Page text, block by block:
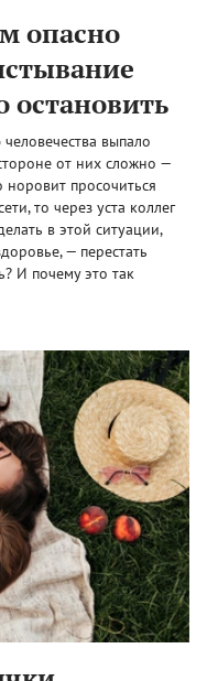
опасно
остановить
выпало
от них сложно —
просочиться
то через уста коллег
в этой ситуации,
— перестать
И почему это так